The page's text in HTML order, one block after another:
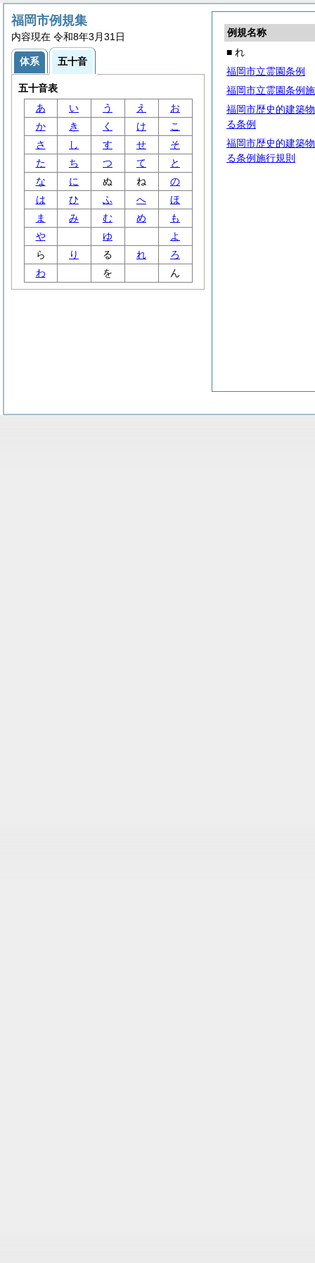
例規名称
■ れ
福岡市立霊園条例
福岡市立霊園条例
福岡市歴史的建築
る条例
福岡市歴史的建築
る条例施行規則
福岡市例規集
内容現在 令和8年3月31日
体系 五十音
五十音表
あ
い う え
お
か
き く け
こ
さ
し す せ
そ
た
ち つ て
と
な
に ぬ ね
の
は
ひ ふ へ
ほ
ま
み む め
も
や
ゆ
よ
ら
り る れ
ろ
わ
を ん